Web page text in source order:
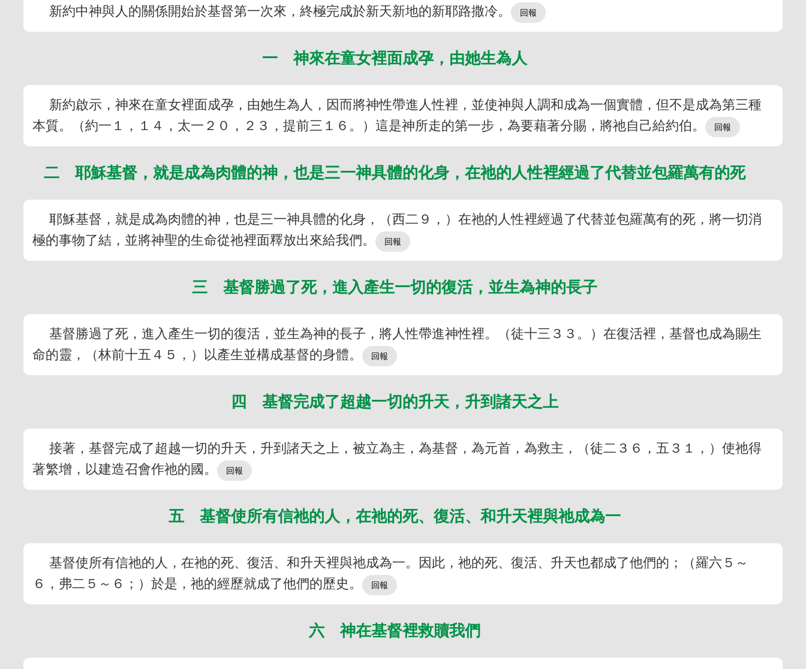
新約中神與人的關係開始於基督第一次來，終極完成於新天新地的新耶路撒冷。
一 神來在童女裡面成孕，由她生為人
新約啟示，神來在童女裡面成孕，由她生為人，因而將神性帶進人性裡，並使神與人調和成為一個實體，但不是成為第三種
本質。（約一１，１４，太一２０，２３，提前三１６。）這是神所走的第一步，為要藉著分賜，將祂自己給約伯。
二 耶穌基督，就是成為肉體的神，也是三一神具體的化身，在祂的人性裡經過了代替並包羅萬有的死
耶穌基督，就是成為肉體的神，也是三一神具體的化身，（西二９，）在祂的人性裡經過了代替並包羅萬有的死，將一切消
極的事物了結，並將神聖的生命從祂裡面釋放出來給我們。
三 基督勝過了死，進入產生一切的復活，並生為神的長子
基督勝過了死，進入產生一切的復活，並生為神的長子，將人性帶進神性裡。（徒十三３３。）在復活裡，基督也成為賜生
命的靈，（林前十五４５，）以產生並構成基督的身體。
四 基督完成了超越一切的升天，升到諸天之上
接著，基督完成了超越一切的升天，升到諸天之上，被立為主，為基督，為元首，為救主，（徒二３６，五３１，）使祂得
著繁增，以建造召會作祂的國。
五 基督使所有信祂的人，在祂的死、復活、和升天裡與祂成為一
基督使所有信祂的人，在祂的死、復活、和升天裡與祂成為一。因此，祂的死、復活、升天也都成了他們的；（羅六５～
６，弗二５～６；）於是，祂的經歷就成了他們的歷史。
六 神在基督裡救贖我們